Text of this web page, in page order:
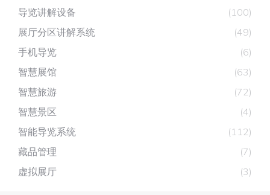
导览讲解设备
(100)
展厅分区讲解系统
(49)
手机导览
(6)
智慧展馆
(63)
智慧旅游
(72)
智慧景区
(4)
智能导览系统
(112)
藏品管理
(7)
虚拟展厅
(3)